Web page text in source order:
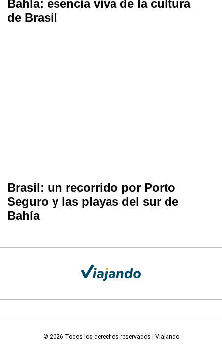
Bahía: esencia viva de la cultura
de Brasil
Brasil: un recorrido por Porto
Seguro y las playas del sur de
Bahía
© 2026 Todos los derechos reservados | Viajando